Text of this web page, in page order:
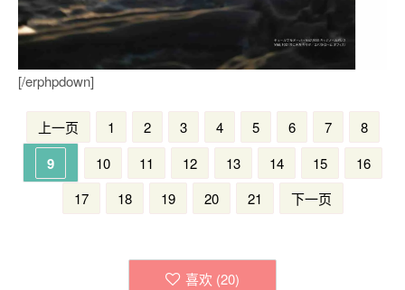
[/erphpdown]
上一页 1 2 3 4 5 6 7 8
9 10 11 12 13 14 15
16
17
18 19 20 21 下一页
喜欢 (20)